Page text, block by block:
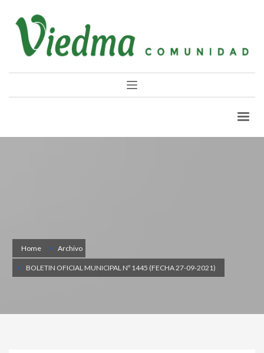
Home Archivo
BOLETIN OFICIAL MUNICIPAL Nº 1445 (FECHA 27-09-2021)